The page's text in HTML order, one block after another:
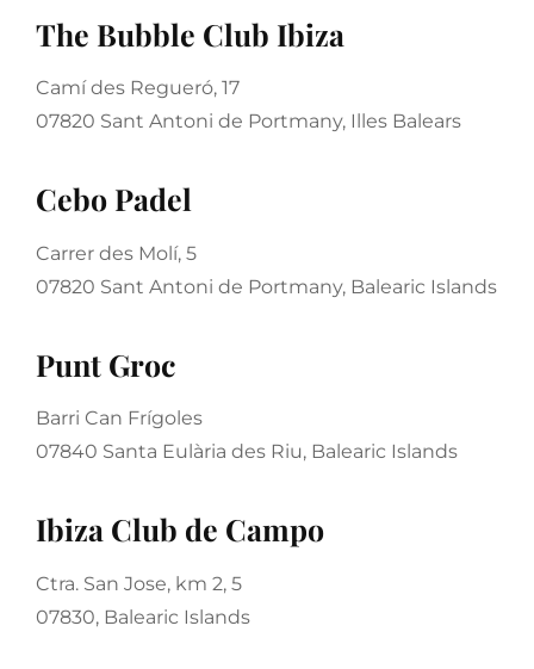
The Bubble Club Ibiza
Camí des Regueró, 17
07820 Sant Antoni de Portmany, Illes Balears
Cebo Padel
Carrer des Molí, 5
07820 Sant Antoni de Portmany, Balearic Islands
Punt Groc
Barri Can Frígoles
07840 Santa Eulària des Riu, Balearic Islands
Ibiza Club de Campo
Ctra. San Jose, km 2, 5
07830, Balearic Islands